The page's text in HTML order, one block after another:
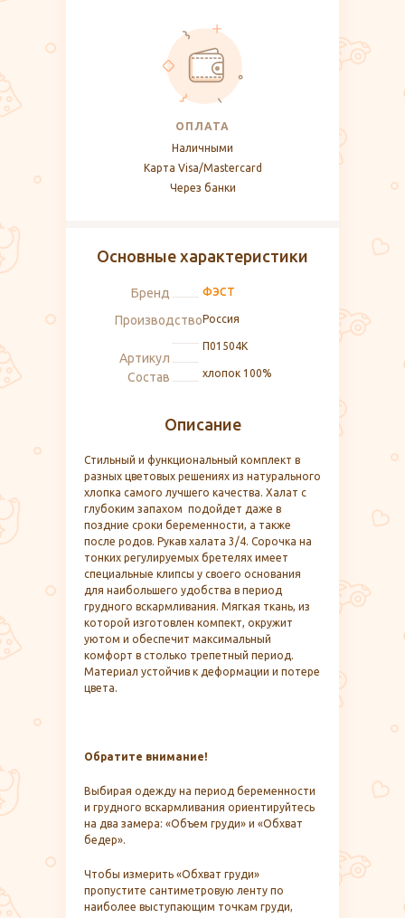
ОПЛАТА
Наличными
Карта Visa/Mastercard
Через банки
Описание
Стильный и функциональный комплект в
разных цветовых решениях из натурального
хлопка самого лучшего качества. Халат с
глубоким запахом подойдет даже в
поздние сроки беременности, а также
после родов. Рукав халата 3/4. Сорочка на
тонких регулируемых бретелях имеет
специальные клипсы у своего основания
для наибольшего удобства в период
грудного вскармливания. Мягкая ткань, из
которой изготовлен компект, окружит
уютом и обеспечит максимальный
комфорт в столько трепетный период.
Материал устойчив к деформации и потере
цвета.
Обратите внимание!
Выбирая одежду на период беременности
и грудного вскармливания ориентируйтесь
на два замера: «Объем груди» и «Обхват
бедер».
Чтобы измерить «Обхват груди»
пропустите сантиметровую ленту по
наиболее выступающим точкам груди,
Основные характеристики
Бренд ФЭСТ
ПроизводствоРоссия
Артикул
П01504К
Состав хлопок 100%